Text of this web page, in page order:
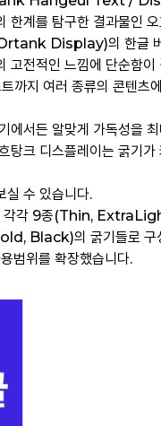
한계를 탐구한 결과물인
Display)의 한글
고전적인 느낌에 단순함이
까지 여러 종류의 콘텐츠
에서든 알맞게 가독성을
탕크 디스플레이는 굵기가
실 수 있습니다.
은 각각 9종(Thin,
의 굵기들로 구성
범위를 확장했습니다.